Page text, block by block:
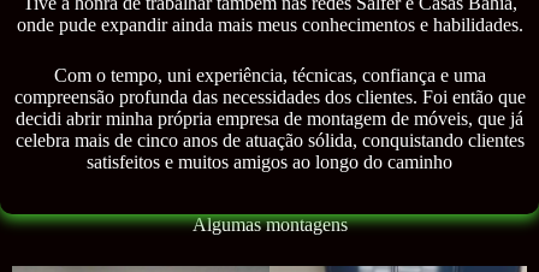
onde pude expandir ainda mais meus conhecimentos e habilidades.
Com o tempo, uni experiência, técnicas, confiança e uma
compreensão profunda das necessidades dos clientes. Foi então que
decidi abrir minha própria empresa de montagem de móveis, que já
celebra mais de cinco anos de atuação sólida, conquistando clientes
satisfeitos e muitos amigos ao longo do caminho
Algumas montagens